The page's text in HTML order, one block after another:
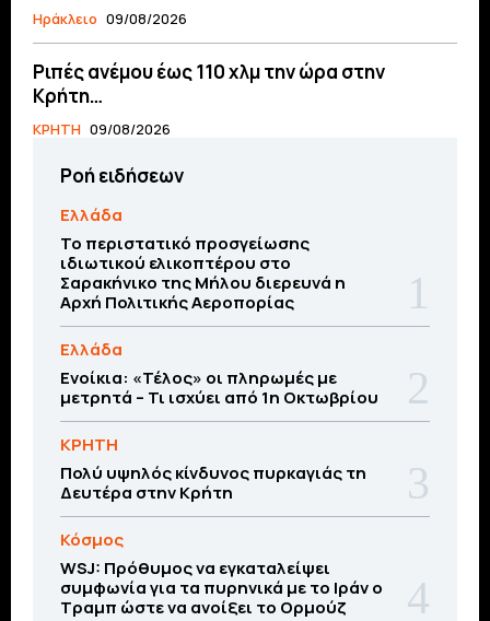
Ηράκλειο 09/08/2026
Ριπές ανέμου έως 110 χλμ την ώρα στην
Κρήτη…
ΚΡΗΤΗ 09/08/2026
Ροή ειδήσεων
Ελλάδα
Το περιστατικό προσγείωσης
ιδιωτικού ελικοπτέρου στο
Σαρακήνικο της Μήλου διερευνά η
Αρχή Πολιτικής Αεροπορίας
Ελλάδα
Ενοίκια: «Τέλος» οι πληρωμές με
μετρητά – Τι ισχύει από 1η Οκτωβρίου
ΚΡΗΤΗ
Πολύ υψηλός κίνδυνος πυρκαγιάς τη
Δευτέρα στην Κρήτη
Κόσμος
WSJ: Πρόθυμος να εγκαταλείψει
συμφωνία για τα πυρηνικά με το Ιράν ο
Τραμπ ώστε να ανοίξει το Ορμούζ